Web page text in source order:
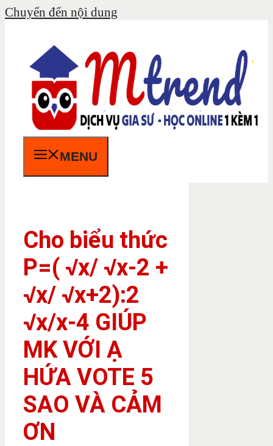
Chuyển đến nội dung
MENU
Cho biểu thức
P=( √x/ √x-2 +
√x/ √x+2):2
√x/x-4 GIÚP
MK VỚI Ạ
HỨA VOTE 5
SAO VÀ CẢM
ƠN